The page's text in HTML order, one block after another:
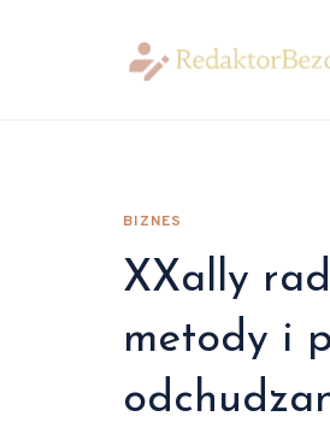
BIZNES
XXally
metody i